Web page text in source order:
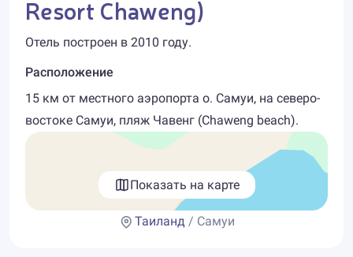
Resort Chaweng)
Отель построен в 2010 году.
Расположение
15 км от местного аэропорта о. Самуи, на северо-
востоке Самуи, пляж Чавенг (Chaweng beach).
Показать на карте
Таиланд / Самуи